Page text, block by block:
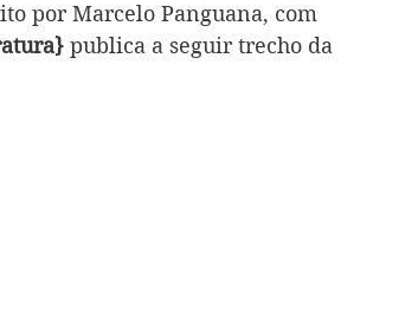
por Marcelo Panguana, com
publica a seguir trecho da